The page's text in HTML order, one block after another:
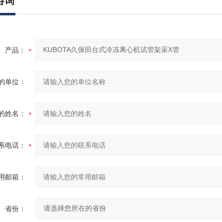
产品：
单位：
姓名：
电话：
邮箱：
省份：